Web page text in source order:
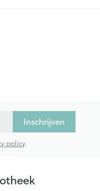
Inschrijven
policy.